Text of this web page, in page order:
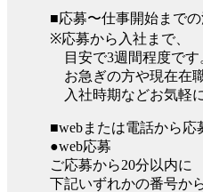
■応募〜仕事開始まで
※応募から入社まで、
目安で3週間程度です
お急ぎの方や現在在
入社時期などお気軽
■webまたは電話から応
●web応募
ご応募から20分以内に
下記いずれかの番号か